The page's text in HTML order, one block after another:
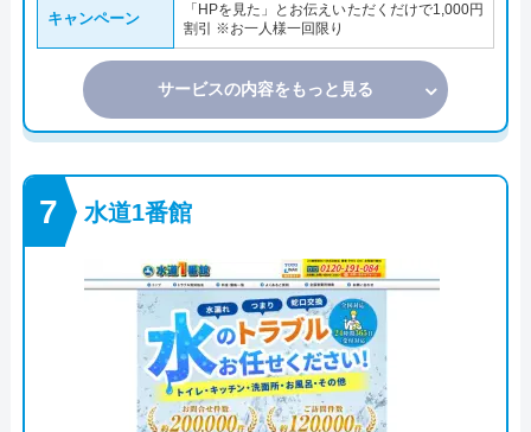
キャンペーン
「HPを見た」とお伝えいただくだけで1,000円
割引 ※お一人様一回限り
サービスの内容をもっと見る
水道1番館